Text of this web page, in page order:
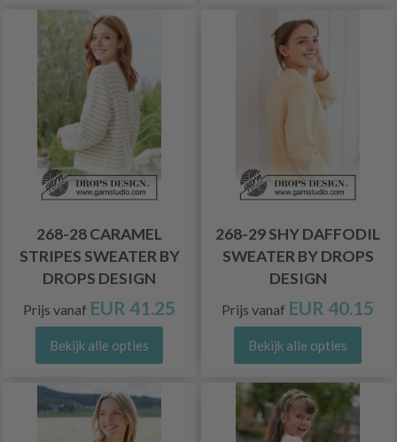
268-28 CARAMEL
STRIPES SWEATER BY
DROPS DESIGN
Prijs vanaf EUR 41.25
Bekijk alle opties
268-29 SHY DAFFODIL
SWEATER BY DROPS
DESIGN
Prijs vanaf EUR 40.15
Bekijk alle opties